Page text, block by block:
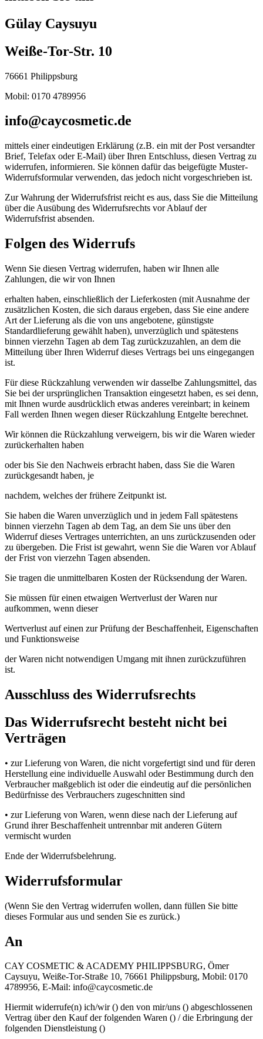
Gülay Caysuyu
Weiße-Tor-Str. 10
76661 Philippsburg
Mobil: 0170 4789956
info@caycosmetic.de
mittels einer eindeutigen Erklärung (z.B. ein mit der Post versandter
Brief, Telefax oder E-Mail) über Ihren Entschluss, diesen Vertrag zu
widerrufen, informieren. Sie können dafür das beigefügte Muster-
Widerrufsformular verwenden, das jedoch nicht vorgeschrieben ist.
Zur Wahrung der Widerrufsfrist reicht es aus, dass Sie die Mitteilung
über die Ausübung des Widerrufsrechts vor Ablauf der
Widerrufsfrist absenden.
Folgen des Widerrufs
Wenn Sie diesen Vertrag widerrufen, haben wir Ihnen alle
Zahlungen, die wir von Ihnen
erhalten haben, einschließlich der Lieferkosten (mit Ausnahme der
zusätzlichen Kosten, die sich daraus ergeben, dass Sie eine andere
Art der Lieferung als die von uns angebotene, günstigste
Standardlieferung gewählt haben), unverzüglich und spätestens
binnen vierzehn Tagen ab dem Tag zurückzuzahlen, an dem die
Mitteilung über Ihren Widerruf dieses Vertrags bei uns eingegangen
ist.
Für diese Rückzahlung verwenden wir dasselbe Zahlungsmittel, das
Sie bei der ursprünglichen Transaktion eingesetzt haben, es sei denn,
mit Ihnen wurde ausdrücklich etwas anderes vereinbart; in keinem
Fall werden Ihnen wegen dieser Rückzahlung Entgelte berechnet.
Wir können die Rückzahlung verweigern, bis wir die Waren wieder
zurückerhalten haben
oder bis Sie den Nachweis erbracht haben, dass Sie die Waren
zurückgesandt haben, je
nachdem, welches der frühere Zeitpunkt ist.
Sie haben die Waren unverzüglich und in jedem Fall spätestens
binnen vierzehn Tagen ab dem Tag, an dem Sie uns über den
Widerruf dieses Vertrages unterrichten, an uns zurückzusenden oder
zu übergeben. Die Frist ist gewahrt, wenn Sie die Waren vor Ablauf
der Frist von vierzehn Tagen absenden.
Sie tragen die unmittelbaren Kosten der Rücksendung der Waren.
Sie müssen für einen etwaigen Wertverlust der Waren nur
aufkommen, wenn dieser
Wertverlust auf einen zur Prüfung der Beschaffenheit, Eigenschaften
und Funktionsweise
der Waren nicht notwendigen Umgang mit ihnen zurückzuführen
ist.
Ausschluss des Widerrufsrechts
Das Widerrufsrecht besteht nicht bei
Verträgen
• zur Lieferung von Waren, die nicht vorgefertigt sind und für deren
Herstellung eine individuelle Auswahl oder Bestimmung durch den
Verbraucher maßgeblich ist oder die eindeutig auf die persönlichen
Bedürfnisse des Verbrauchers zugeschnitten sind
• zur Lieferung von Waren, wenn diese nach der Lieferung auf
Grund ihrer Beschaffenheit untrennbar mit anderen Gütern
vermischt wurden
Ende der Widerrufsbelehrung.
Widerrufsformular
(Wenn Sie den Vertrag widerrufen wollen, dann füllen Sie bitte
dieses Formular aus und senden Sie es zurück.)
An
CAY COSMETIC & ACADEMY PHILIPPSBURG, Ömer
Caysuyu, Weiße-Tor-Straße 10, 76661 Philippsburg, Mobil: 0170
4789956, E-Mail: info@caycosmetic.de
Hiermit widerrufe(n) ich/wir () den von mir/uns () abgeschlossenen
Vertrag über den Kauf der folgenden Waren () / die Erbringung der
folgenden Dienstleistung ()